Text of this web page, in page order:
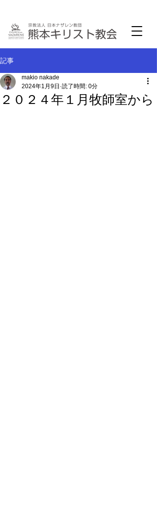
記事
２０２４年１月牧師室から
makio nakade
2024年1月9日 読了時間: 0分